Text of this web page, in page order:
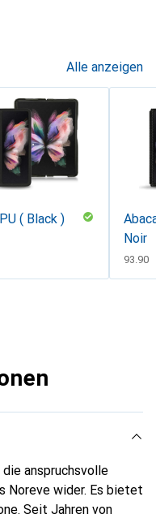
Alle anzeigen
( Black )
Noir
CHF
93.90
anspruchsvolle
Noreve wider. Es bietet
Seit Jahren von